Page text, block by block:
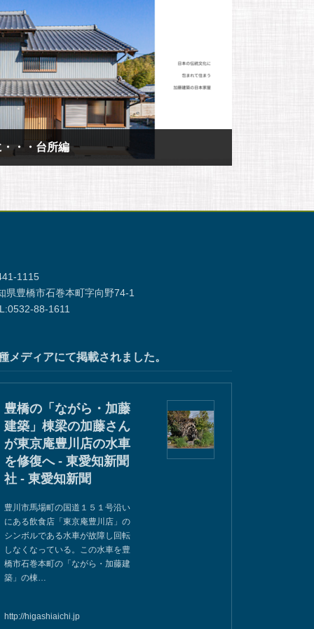
・・台所編
1115
県豊橋市石巻本町字向野74-1
88-1611
メディアにて掲載されました。
豊橋の「ながら・加藤
建築」棟梁の加藤さん
が東京庵豊川店の水車
を修復へ - 東愛知新聞
社 - 東愛知新聞
豊川市馬場町の国道１５１号沿い
にある飲食店「東京庵豊川店」の
シンボルである水車が故障し回転
しなくなっている。この水車を豊
橋市石巻本町の「ながら・加藤建
築」の棟…
http://higashiaichi.jp